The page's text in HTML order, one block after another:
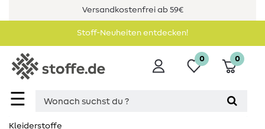
Versandkostenfrei ab 59€
Stoff-Neuheiten entdecken!
☰
0 0
Kleiderstoffe